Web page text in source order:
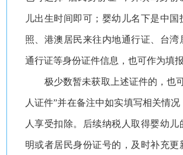
儿出生时间即可；婴幼儿名下是中国
照、港澳居民来往内地通行证、台湾
通行证等身份证件信息，也可作为填报
极少数暂未获取上述证件的，也
人证件”并在备注中如实填写相关情
人享受扣除。后续纳税人取得婴幼儿
明或者居民身份证号的，及时补充更